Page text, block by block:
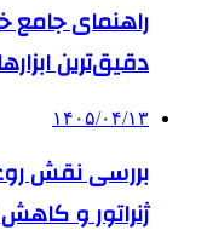
راهنمای جامع
دقیق‌ترین
۱۴۰۵/۰۴/۱۳
بررسی نقش
ژنراتور و